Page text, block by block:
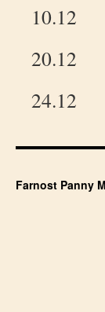
10.12
Farnost Panny